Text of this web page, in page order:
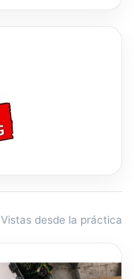
Vistas desde la práctica